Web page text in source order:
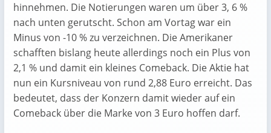
hinnehmen. Die Notierungen waren um über 3, 6 %
nach unten gerutscht. Schon am Vortag war ein
Minus von -10 % zu verzeichnen. Die Amerikaner
schafften bislang heute allerdings noch ein Plus von
2,1 % und damit ein kleines Comeback. Die Aktie hat
nun ein Kursniveau von rund 2,88 Euro erreicht. Das
bedeutet, dass der Konzern damit wieder auf ein
Comeback über die Marke von 3 Euro hoffen darf.